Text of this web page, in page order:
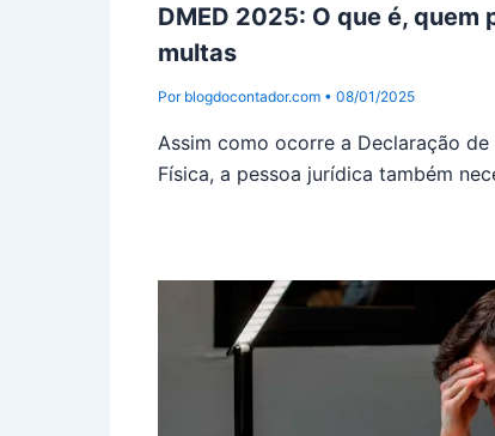
DMED 2025: O que é, quem
multas
Por blogdocontador.com • 08/01/2025
Assim como ocorre a Declaração
Física, a pessoa jurídica também